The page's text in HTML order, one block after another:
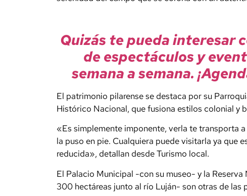
Quizás te pueda interesar
de espectáculos y
semana a semana.
El patrimonio pilarense se destaca por su
Histórico Nacional, que fusiona estilos colonial y
«Es simplemente imponente, verla te transporta
la puso en pie. Cualquiera puede visitarla ya que
reducida», detallan desde Turismo local.
El Palacio Municipal -con su museo- y la
300 hectáreas junto al río Luján- son otras de las